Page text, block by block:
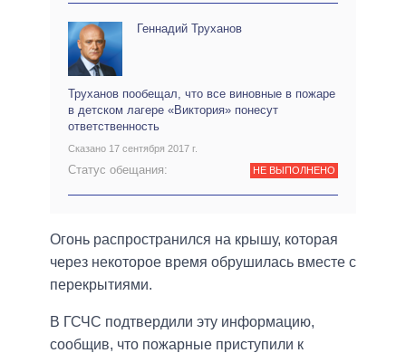
Геннадий Труханов
Труханов пообещал, что все виновные в пожаре
в детском лагере «Виктория» понесут
ответственность
Сказано 17 сентября 2017 г.
Статус обещания: НЕ ВЫПОЛНЕНО
Огонь распространился на крышу, которая
через некоторое время обрушилась вместе с
перекрытиями.
В ГСЧС подтвердили эту информацию,
сообщив, что пожарные приступили к